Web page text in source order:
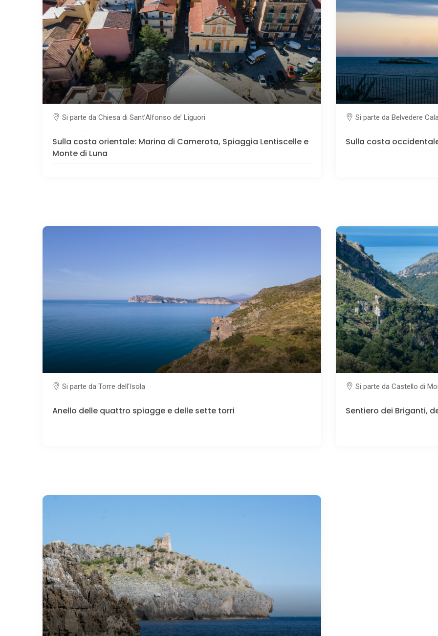
Si parte da Chiesa di Sant’Alfonso de’ Liguori
Sulla costa orientale: Marina di Camerota, Spiaggia Lentiscelle e
Monte di Luna
Si parte da Belvedere
Sulla costa
Si parte da Torre dell'Isola
Anello delle quattro spiagge e delle sette torri
Si parte da Castello di
Sentiero dei Briganti,